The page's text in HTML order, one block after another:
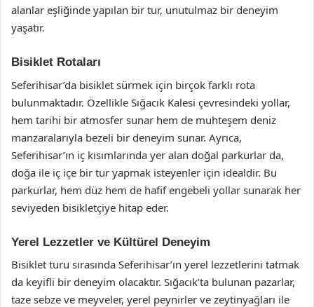
alanlar eşliğinde yapılan bir tur, unutulmaz bir deneyim
yaşatır.
Bisiklet Rotaları
Seferihisar’da bisiklet sürmek için birçok farklı rota
bulunmaktadır. Özellikle Sığacık Kalesi çevresindeki yollar,
hem tarihi bir atmosfer sunar hem de muhteşem deniz
manzaralarıyla bezeli bir deneyim sunar. Ayrıca,
Seferihisar’ın iç kısımlarında yer alan doğal parkurlar da,
doğa ile iç içe bir tur yapmak isteyenler için idealdir. Bu
parkurlar, hem düz hem de hafif engebeli yollar sunarak her
seviyeden bisikletçiye hitap eder.
Yerel Lezzetler ve Kültürel Deneyim
Bisiklet turu sırasında Seferihisar’ın yerel lezzetlerini tatmak
da keyifli bir deneyim olacaktır. Sığacık’ta bulunan pazarlar,
taze sebze ve meyveler, yerel peynirler ve zeytinyağları ile